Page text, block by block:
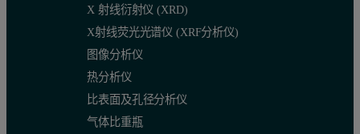
X 射线衍射仪 (XRD)
X射线荧光光谱仪 (XRF分析仪)
图像分析仪
热分析仪
比表面及孔径分析仪
气体比重瓶